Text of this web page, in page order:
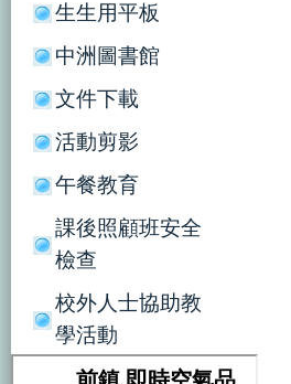
生生用平板
中洲圖書館
文件下載
活動剪影
午餐教育
課後照顧班安全
檢查
校外人士協助教
學活動